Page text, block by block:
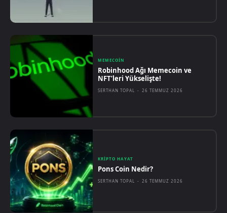
MEMECOIN
Robinhood Ağı Memecoin ve
NFT’leri Yükselişte!
SERTHAN TOPAL - 26 TEMMUZ 2026
KRIPTO HAYAT
Pons Coin Nedir?
SERTHAN TOPAL - 26 TEMMUZ 2026